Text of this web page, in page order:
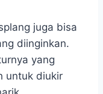
juga bisa
diinginkan.
yang
untuk diukir